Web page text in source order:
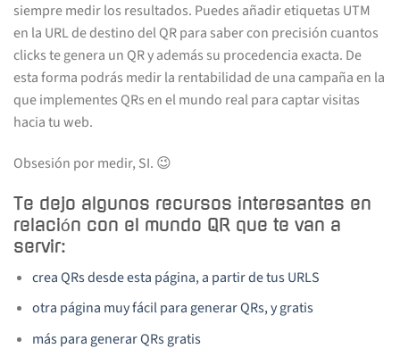
siempre medir los resultados. Puedes añadir etiquetas UTM
en la URL de destino del QR para saber con precisión cuantos
clicks te genera un QR y además su procedencia exacta. De
esta forma podrás medir la rentabilidad de una campaña en la
que implementes QRs en el mundo real para captar visitas
hacia tu web.
Obsesión por medir, SI. 😉
Te dejo algunos recursos interesantes en
relación con el mundo QR que te van a
servir:
crea QRs desde esta página, a partir de tus URLS
otra página muy fácil para generar QRs, y gratis
más para generar QRs gratis